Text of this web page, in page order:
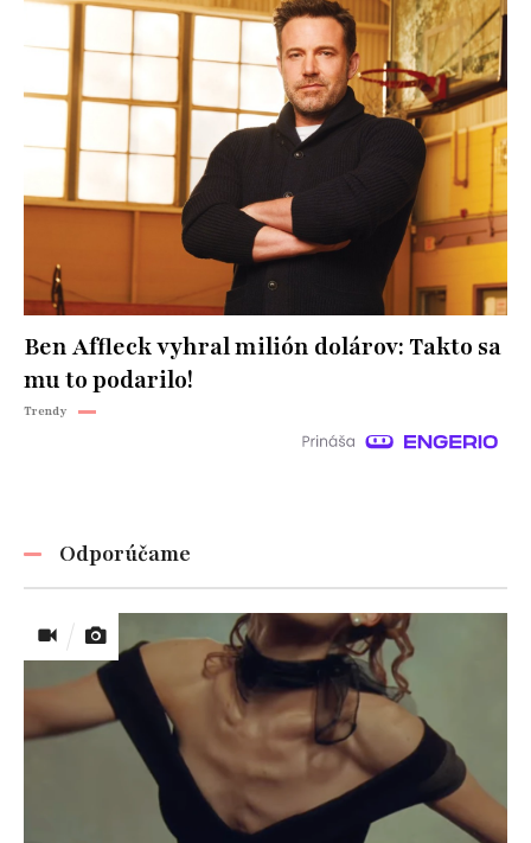
Ben Affleck vyhral milión dolárov: Takto sa
mu to podarilo!
Trendy
Odporúčame